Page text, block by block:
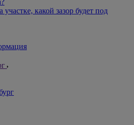
участке, какой зазор будет под